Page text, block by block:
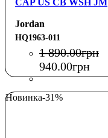
CAP US CB WSH JM
Jordan
HQ1963-011
1 890.00грн
940.00грн
Новинка-31%